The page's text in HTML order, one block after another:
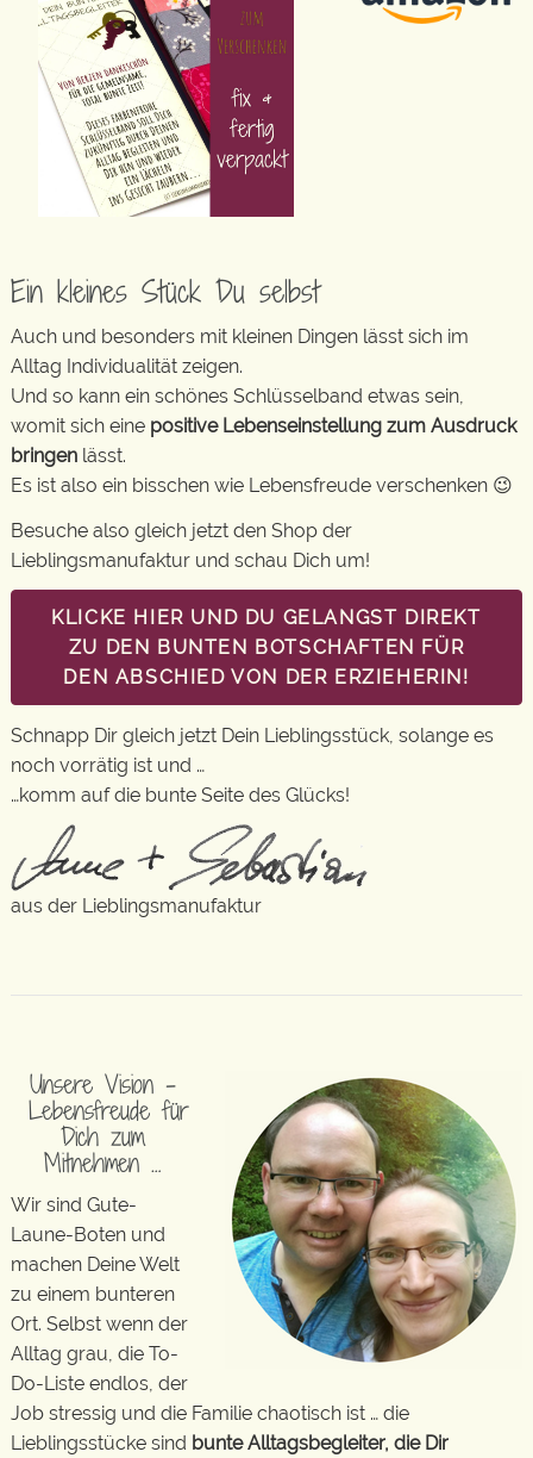
Ein kleines Stück Du selbst
Auch und besonders mit kleinen Dingen lässt sich im
Alltag Individualität zeigen.
Und so kann ein schönes Schlüsselband etwas sein,
womit sich eine positive Lebenseinstellung zum Ausdruck
bringen lässt.
Es ist also ein bisschen wie Lebensfreude verschenken 😉
Besuche also gleich jetzt den Shop der
Lieblingsmanufaktur und schau Dich um!
KLICKE HIER UND DU GELANGST DIREKT
ZU DEN BUNTEN BOTSCHAFTEN FÜR
DEN ABSCHIED VON DER ERZIEHERIN!
Schnapp Dir gleich jetzt Dein Lieblingsstück, solange es
noch vorrätig ist und …
…komm auf die bunte Seite des Glücks!
aus der Lieblingsmanufaktur
Unsere Vision –
Lebensfreude für
Dich zum
Mitnehmen …
Wir sind Gute-
Laune-Boten und
machen Deine Welt
zu einem bunteren
Ort. Selbst wenn der
Alltag grau, die To-
Do-Liste endlos, der
Job stressig und die Familie chaotisch ist … die
Lieblingsstücke sind bunte Alltagsbegleiter, die Dir